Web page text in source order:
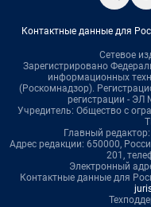
Контактные данные для
Сетевое
Зарегистрировано
информационных
(Роскомнадзор).
регистрации - ЭЛ
Учредитель: Общество с
Главный
Адрес редакции: 650000,
201,
Электронный
Контактные данные для